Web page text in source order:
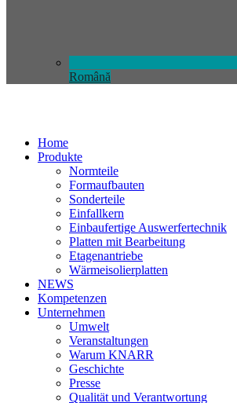
Română
Home
Produkte
Normteile
Formaufbauten
Sonderteile
Einfallkern
Einbaufertige Auswerfertechnik
Platten mit Bearbeitung
Etagenantriebe
Wärmeisolierplatten
NEWS
Kompetenzen
Unternehmen
Umwelt
Veranstaltungen
Warum KNARR
Geschichte
Presse
Qualität und Verantwortung